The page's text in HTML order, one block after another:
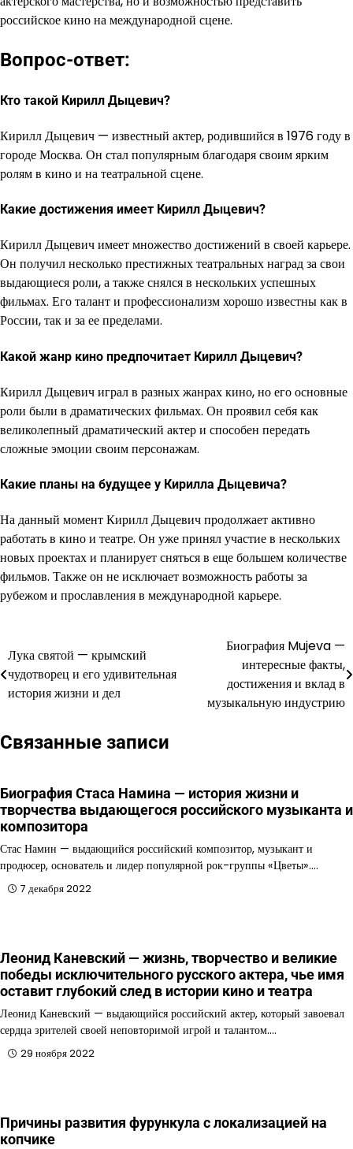
российское кино на международной сцене.
Вопрос-ответ:
Кто такой Кирилл Дыцевич?
Кирилл Дыцевич — известный актер, родившийся в 1976 году в
городе Москва. Он стал популярным благодаря своим ярким
ролям в кино и на театральной сцене.
Какие достижения имеет Кирилл Дыцевич?
Кирилл Дыцевич имеет множество достижений в своей карьере.
Он получил несколько престижных театральных наград за свои
выдающиеся роли, а также снялся в нескольких успешных
фильмах. Его талант и профессионализм хорошо известны как в
России, так и за ее пределами.
Какой жанр кино предпочитает Кирилл Дыцевич?
Кирилл Дыцевич играл в разных жанрах кино, но его основные
роли были в драматических фильмах. Он проявил себя как
великолепный драматический актер и способен передать
сложные эмоции своим персонажам.
Какие планы на будущее у Кирилла Дыцевича?
На данный момент Кирилл Дыцевич продолжает активно
работать в кино и театре. Он уже принял участие в нескольких
новых проектах и планирует сняться в еще большем количестве
фильмов. Также он не исключает возможность работы за
рубежом и прославления в международной карьере.
Навигация
по
записям
Лука святой — крымский
чудотворец и его удивительная
история жизни и дел
Биография Mujeva —
интересные факты,
достижения и вклад в
музыкальную индустрию
Связанные записи
Биография Стаса Намина — история жизни и
творчества выдающегося российского музыканта и
композитора
Стас Намин — выдающийся российский композитор, музыкант и
продюсер, основатель и лидер популярной рок-группы «Цветы».…
7 декабря 2022
Леонид Каневский — жизнь, творчество и великие
победы исключительного русского актера, чье имя
оставит глубокий след в истории кино и театра
Леонид Каневский — выдающийся российский актер, который завоевал
сердца зрителей своей неповторимой игрой и талантом.…
29 ноября 2022
Причины развития фурункула с локализацией на
копчике